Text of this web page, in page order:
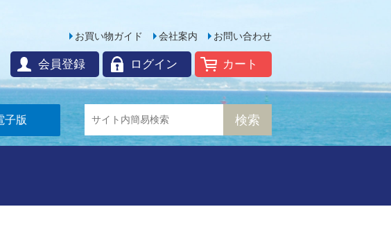
お問い合わせ
会社案内
お買い物ガイド
カート
ログイン
会員登録
子版